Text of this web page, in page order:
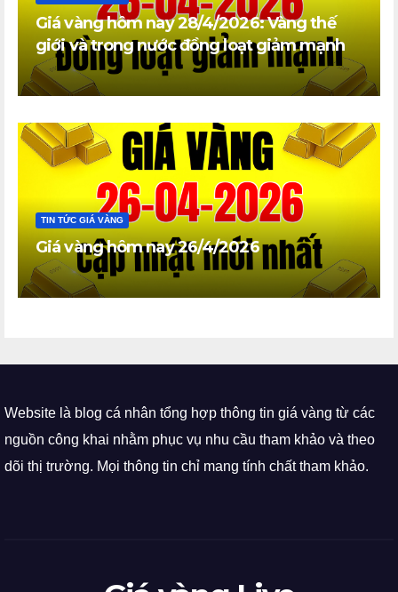
Giá vàng hôm nay 28/4/2026: Vàng thế
giới và trong nước đồng loạt giảm mạnh
TIN TỨC GIÁ VÀNG
Giá vàng hôm nay 26/4/2026
Website là blog cá nhân tổng hợp thông tin giá vàng từ các
nguồn công khai nhằm phục vụ nhu cầu tham khảo và theo
dõi thị trường. Mọi thông tin chỉ mang tính chất tham khảo.